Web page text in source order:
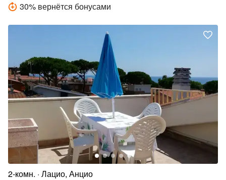
30% вернётся бонусами
2-комн. Лацио, Анцио